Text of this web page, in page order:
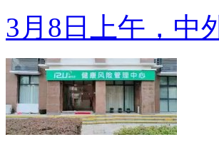
3月8日上午，中